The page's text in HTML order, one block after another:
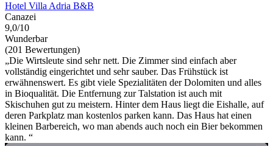
Hotel Villa Adria B&B
Canazei
9,0/10
Wunderbar
(201 Bewertungen)
„Die Wirtsleute sind sehr nett. Die Zimmer sind einfach aber
vollständig eingerichtet und sehr sauber. Das Frühstück ist
erwähnenswert. Es gibt viele Spezialitäten der Dolomiten und alles
in Bioqualität. Die Entfernung zur Talstation ist auch mit
Skischuhen gut zu meistern. Hinter dem Haus liegt die Eishalle, auf
deren Parkplatz man kostenlos parken kann. Das Haus hat einen
kleinen Barbereich, wo man abends auch noch ein Bier bekommen
kann. “